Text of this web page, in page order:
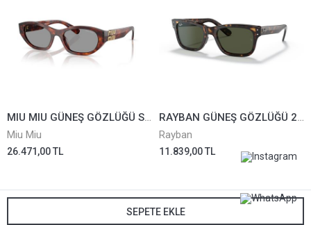
SEPETE EKLE
MIU MIU GÜNEŞ GÖZLÜĞÜ SMUA03-21C40O
Miu Miu
26.471,00 TL
RAYBAN GÜNEŞ GÖZLÜĞÜ 2283-902/31*55
Rayban
11.839,00 TL